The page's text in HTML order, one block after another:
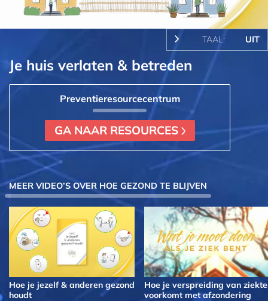
Video
TAAL: UIT
Je huis verlaten & betreden
Preventie­resource­centrum
GA NAAR RESOURCES
MEER VIDEO’S OVER HOE GEZOND TE BLIJVEN
Hoe je jezelf & anderen gezond
houdt
Hoe je verspreiding van ziekte
voorkomt met afzondering